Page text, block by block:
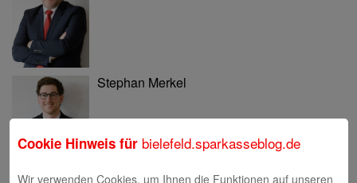
Stephan Merkel
Cookie Hinweis für bielefeld.sparkasseblog.de
Wir verwenden Cookies, um Ihnen die Funktionen auf unseren